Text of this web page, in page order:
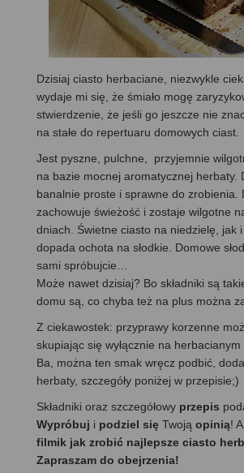
Dzisiaj ciasto herbaciane, niezwykle
wydaje mi się, że śmiało mogę
stwierdzenie, że jeśli go jeszcze nie
na stałe do repertuaru domowych ciast.
Jest pyszne, pulchne, przyjemnie
na bazie mocnej aromatycznej herbaty.
banalnie proste i sprawne do zrobienia.
zachowuje świeżość i zostaje wilgotne
dniach. Świetne ciasto na niedzielę, jak
dopada ochota na słodkie. Domowe
sami spróbujcie…
Może nawet dzisiaj? Bo składniki są
domu są, co chyba też na plus można
Z ciekawostek: przyprawy korzenne
skupiając się wyłącznie na
Ba, można ten smak wręcz podbić,
herbaty, szczegóły poniżej w przepisie;)
Składniki oraz szczegółowy przepis
Wypróbuj i podziel się Twoją opinią!
filmik jak zrobić najlepsze ciasto
Zapraszam do obejrzenia!